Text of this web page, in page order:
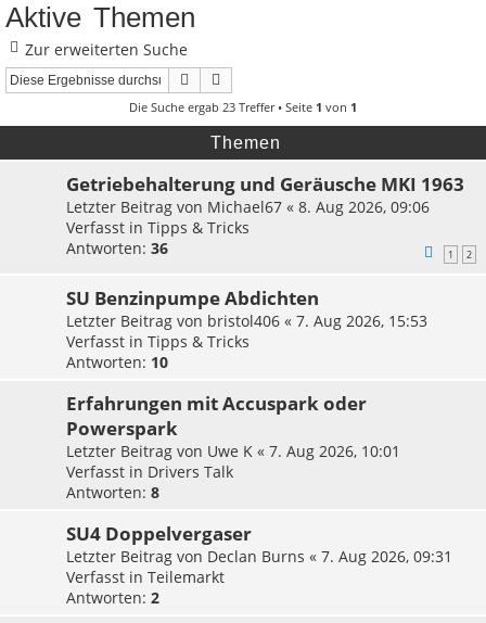
Aktive Themen
Zur erweiterten Suche
Suche
Die Suche ergab 23 Treffer • Seite 1 von 1
Themen
Getriebehalterung und Geräusche MKI 1963
Letzter Beitrag von Michael67 « 8. Aug 2026, 09:06
Verfasst in Tipps & Tricks
Antworten: 36 1 2
SU Benzinpumpe Abdichten
Letzter Beitrag von bristol406 « 7. Aug 2026, 15:53
Verfasst in Tipps & Tricks
Antworten: 10
Erfahrungen mit Accuspark oder
Powerspark
Letzter Beitrag von Uwe K « 7. Aug 2026, 10:01
Verfasst in Drivers Talk
Antworten: 8
SU4 Doppelvergaser
Letzter Beitrag von Declan Burns « 7. Aug 2026, 09:31
Verfasst in Teilemarkt
Antworten: 2